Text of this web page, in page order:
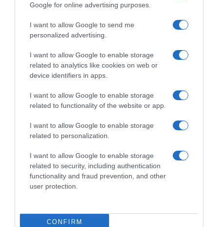
Google for online advertising purposes.
I want to allow Google to send me
personalized advertising.
I want to allow Google to enable storage
related to analytics like cookies on web or
device identifiers in apps.
I want to allow Google to enable storage
related to functionality of the website or app.
I want to allow Google to enable storage
related to personalization.
I want to allow Google to enable storage
related to security, including authentication
functionality and fraud prevention, and other
user protection.
CONFIRM
ΕΛΛΑΔΑ
Αντιφασιστική συγκέντρωση στο κέντρο της
Αθήνας
03.02.2024 - 18:55